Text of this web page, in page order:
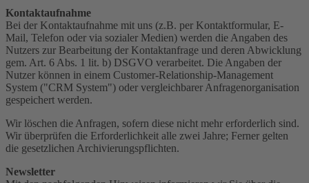
Kontaktaufnahme
Bei der Kontaktaufnahme mit uns (z.B. per Kontaktformular, E-
Mail, Telefon oder via sozialer Medien) werden die Angaben des
Nutzers zur Bearbeitung der Kontaktanfrage und deren Abwicklung
gem. Art. 6 Abs. 1 lit. b) DSGVO verarbeitet. Die Angaben der
Nutzer können in einem Customer-Relationship-Management
System ("CRM System") oder vergleichbarer Anfragenorganisation
gespeichert werden.
Wir löschen die Anfragen, sofern diese nicht mehr erforderlich sind.
Wir überprüfen die Erforderlichkeit alle zwei Jahre; Ferner gelten
die gesetzlichen Archivierungspflichten.
Newsletter